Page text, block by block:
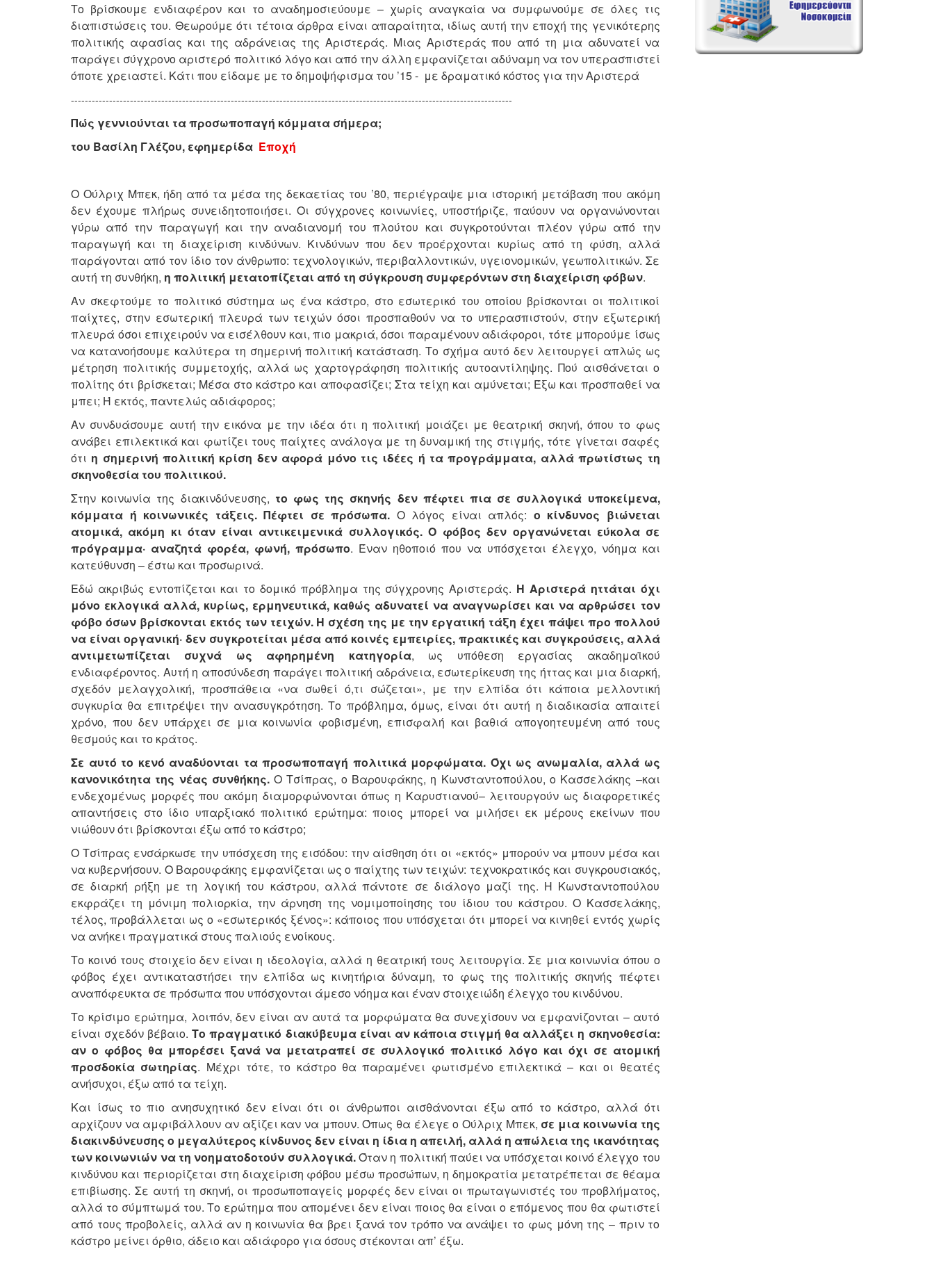
Το βρίσκουμε ενδιαφέρον και το αναδημοσιεύουμε – χωρίς αναγκαία να συμφωνούμε σε όλες τις
διαπιστώσεις του. Θεωρούμε ότι τέτοια άρθρα είναι απαραίτητα, ιδίως αυτή την εποχή της γενικότερης
πολιτικής αφασίας και της αδράνειας της Αριστεράς. Μιας Αριστεράς που από τη μια αδυνατεί να
παράγει σύγχρονο αριστερό πολιτικό λόγο και από την άλλη εμφανίζεται αδύναμη να τον υπερασπιστεί
όποτε χρειαστεί. Κάτι που είδαμε με το δημοψήφισμα του ’15 - με δραματικό κόστος για την Αριστερά
-------------------------------------------------------------------------------------------------------------------------------
Πώς γεννιούνται τα προσωποπαγή κόμματα σήμερα;
του Βασίλη Γλέζου, εφημερίδα Εποχή
Ο Ούλριχ Μπεκ, ήδη από τα μέσα της δεκαετίας του ’80, περιέγραψε μια ιστορική μετάβαση που ακόμη
δεν έχουμε πλήρως συνειδητοποιήσει. Οι σύγχρονες κοινωνίες, υποστήριζε, παύουν να οργανώνονται
γύρω από την παραγωγή και την αναδιανομή του πλούτου και συγκροτούνται πλέον γύρω από την
παραγωγή και τη διαχείριση κινδύνων. Κινδύνων που δεν προέρχονται κυρίως από τη φύση, αλλά
παράγονται από τον ίδιο τον άνθρωπο: τεχνολογικών, περιβαλλοντικών, υγειονομικών, γεωπολιτικών. Σε
αυτή τη συνθήκη, η πολιτική μετατοπίζεται από τη σύγκρουση συμφερόντων στη διαχείριση φόβων.
Αν σκεφτούμε το πολιτικό σύστημα ως ένα κάστρο, στο εσωτερικό του οποίου βρίσκονται οι πολιτικοί
παίχτες, στην εσωτερική πλευρά των τειχών όσοι προσπαθούν να το υπερασπιστούν, στην εξωτερική
πλευρά όσοι επιχειρούν να εισέλθουν και, πιο μακριά, όσοι παραμένουν αδιάφοροι, τότε μπορούμε ίσως
να κατανοήσουμε καλύτερα τη σημερινή πολιτική κατάσταση. Το σχήμα αυτό δεν λειτουργεί απλώς ως
μέτρηση πολιτικής συμμετοχής, αλλά ως χαρτογράφηση πολιτικής αυτοαντίληψης. Πού αισθάνεται ο
πολίτης ότι βρίσκεται; Μέσα στο κάστρο και αποφασίζει; Στα τείχη και αμύνεται; Έξω και προσπαθεί να
μπει; Ή εκτός, παντελώς αδιάφορος;
Αν συνδυάσουμε αυτή την εικόνα με την ιδέα ότι η πολιτική μοιάζει με θεατρική σκηνή, όπου το φως
ανάβει επιλεκτικά και φωτίζει τους παίχτες ανάλογα με τη δυναμική της στιγμής, τότε γίνεται σαφές
ότι η σημερινή πολιτική κρίση δεν αφορά μόνο τις ιδέες ή τα προγράμματα, αλλά πρωτίστως τη
σκηνοθεσία του πολιτικού.
Στην κοινωνία της διακινδύνευσης, το φως της σκηνής δεν πέφτει πια σε συλλογικά υποκείμενα,
κόμματα ή κοινωνικές τάξεις. Πέφτει σε πρόσωπα. Ο λόγος είναι απλός: ο κίνδυνος βιώνεται
ατομικά, ακόμη κι όταν είναι αντικειμενικά συλλογικός. Ο φόβος δεν οργανώνεται εύκολα σε
πρόγραμμα· αναζητά φορέα, φωνή, πρόσωπο. Έναν ηθοποιό που να υπόσχεται έλεγχο, νόημα και
κατεύθυνση – έστω και προσωρινά.
Εδώ ακριβώς εντοπίζεται και το δομικό πρόβλημα της σύγχρονης Αριστεράς. Η Αριστερά ηττάται όχι
μόνο εκλογικά αλλά, κυρίως, ερμηνευτικά, καθώς αδυνατεί να αναγνωρίσει και να αρθρώσει τον
φόβο όσων βρίσκονται εκτός των τειχών. Η σχέση της με την εργατική τάξη έχει πάψει προ πολλού
να είναι οργανική· δεν συγκροτείται μέσα από κοινές εμπειρίες, πρακτικές και συγκρούσεις, αλλά
αντιμετωπίζεται συχνά ως αφηρημένη κατηγορία, ως υπόθεση εργασίας ακαδημαϊκού
ενδιαφέροντος. Αυτή η αποσύνδεση παράγει πολιτική αδράνεια, εσωτερίκευση της ήττας και μια διαρκή,
σχεδόν μελαγχολική, προσπάθεια «να σωθεί ό,τι σώζεται», με την ελπίδα ότι κάποια μελλοντική
συγκυρία θα επιτρέψει την ανασυγκρότηση. Το πρόβλημα, όμως, είναι ότι αυτή η διαδικασία απαιτεί
χρόνο, που δεν υπάρχει σε μια κοινωνία φοβισμένη, επισφαλή και βαθιά απογοητευμένη από τους
θεσμούς και το κράτος.
Σε αυτό το κενό αναδύονται τα προσωποπαγή πολιτικά μορφώματα. Όχι ως ανωμαλία, αλλά ως
κανονικότητα της νέας συνθήκης.Ο Τσίπρας, ο Βαρουφάκης, η Κωνσταντοπούλου, ο Κασσελάκης –και
ενδεχομένως μορφές που ακόμη διαμορφώνονται όπως η Καρυστιανού– λειτουργούν ως διαφορετικές
απαντήσεις στο ίδιο υπαρξιακό πολιτικό ερώτημα: ποιος μπορεί να μιλήσει εκ μέρους εκείνων που
νιώθουν ότι βρίσκονται έξω από το κάστρο;
Ο Τσίπρας ενσάρκωσε την υπόσχεση της εισόδου: την αίσθηση ότι οι «εκτός» μπορούν να μπουν μέσα και
να κυβερνήσουν. Ο Βαρουφάκης εμφανίζεται ως ο παίχτης των τειχών: τεχνοκρατικός και συγκρουσιακός,
σε διαρκή ρήξη με τη λογική του κάστρου, αλλά πάντοτε σε διάλογο μαζί της. Η Κωνσταντοπούλου
εκφράζει τη μόνιμη πολιορκία, την άρνηση της νομιμοποίησης του ίδιου του κάστρου. Ο Κασσελάκης,
τέλος, προβάλλεται ως ο «εσωτερικός ξένος»: κάποιος που υπόσχεται ότι μπορεί να κινηθεί εντός χωρίς
να ανήκει πραγματικά στους παλιούς ενοίκους.
Το κοινό τους στοιχείο δεν είναι η ιδεολογία, αλλά η θεατρική τους λειτουργία. Σε μια κοινωνία όπου ο
φόβος έχει αντικαταστήσει την ελπίδα ως κινητήρια δύναμη, το φως της πολιτικής σκηνής πέφτει
αναπόφευκτα σε πρόσωπα που υπόσχονται άμεσο νόημα και έναν στοιχειώδη έλεγχο του κινδύνου.
Το κρίσιμο ερώτημα, λοιπόν, δεν είναι αν αυτά τα μορφώματα θα συνεχίσουν να εμφανίζονται – αυτό
είναι σχεδόν βέβαιο.Το πραγματικό διακύβευμα είναι αν κάποια στιγμή θα αλλάξει η σκηνοθεσία:
αν ο φόβος θα μπορέσει ξανά να μετατραπεί σε συλλογικό πολιτικό λόγο και όχι σε ατομική
προσδοκία σωτηρίας. Μέχρι τότε, το κάστρο θα παραμένει φωτισμένο επιλεκτικά – και οι θεατές
ανήσυχοι, έξω από τα τείχη.
Και ίσως το πιο ανησυχητικό δεν είναι ότι οι άνθρωποι αισθάνονται έξω από το κάστρο, αλλά ότι
αρχίζουν να αμφιβάλλουν αν αξίζει καν να μπουν. Όπως θα έλεγε ο Ούλριχ Μπεκ, σε μια κοινωνία της
διακινδύνευσης ο μεγαλύτερος κίνδυνος δεν είναι η ίδια η απειλή, αλλά η απώλεια της ικανότητας
των κοινωνιών να τη νοηματοδοτούν συλλογικά.Όταν η πολιτική παύει να υπόσχεται κοινό έλεγχο του
κινδύνου και περιορίζεται στη διαχείριση φόβου μέσω προσώπων, η δημοκρατία μετατρέπεται σε θέαμα
επιβίωσης. Σε αυτή τη σκηνή, οι προσωποπαγείς μορφές δεν είναι οι πρωταγωνιστές του προβλήματος,
αλλά το σύμπτωμά του. Το ερώτημα που απομένει δεν είναι ποιος θα είναι ο επόμενος που θα φωτιστεί
από τους προβολείς, αλλά αν η κοινωνία θα βρει ξανά τον τρόπο να ανάψει το φως μόνη της – πριν το
κάστρο μείνει όρθιο, άδειο και αδιάφορο για όσους στέκονται απ’ έξω.